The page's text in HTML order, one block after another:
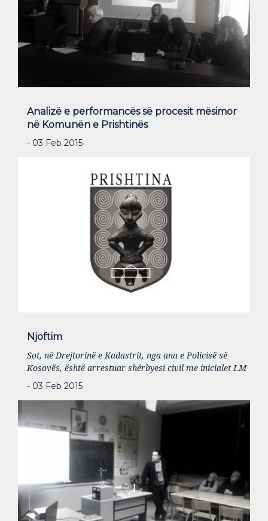
Analizë e performancës së procesit mësimor
në Komunën e Prishtinës
- 03 Feb 2015
Njoftim
Sot, në Drejtorinë e Kadastrit, nga ana e Policisë së
Kosovës, është arrestuar shërbyesi civil me inicialet I.M
- 03 Feb 2015